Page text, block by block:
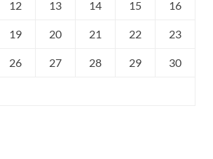
12 13 14 15 16
19 20 21 22 23
26 27 28 29 30